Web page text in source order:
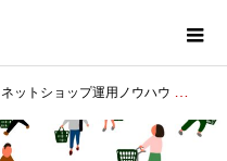
ネットショップ運用ノウハウ